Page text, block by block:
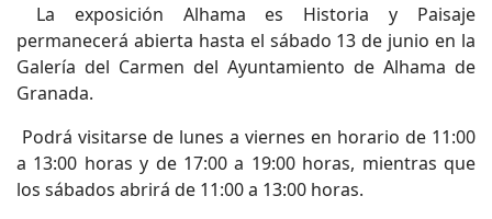
La exposición Alhama es Historia y Paisaje
permanecerá abierta hasta el sábado 13 de junio en la
Galería del Carmen del Ayuntamiento de Alhama de
Granada.
Podrá visitarse de lunes a viernes en horario de 11:00
a 13:00 horas y de 17:00 a 19:00 horas, mientras que
los sábados abrirá de 11:00 a 13:00 horas.